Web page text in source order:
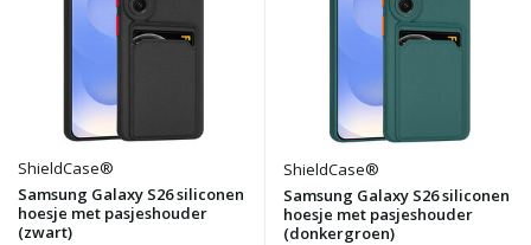
ShieldCase®
Samsung Galaxy S26 siliconen
hoesje met pasjeshouder
(zwart)
ShieldCase®
Samsung Galaxy S26 siliconen
hoesje met pasjeshouder
(donkergroen)